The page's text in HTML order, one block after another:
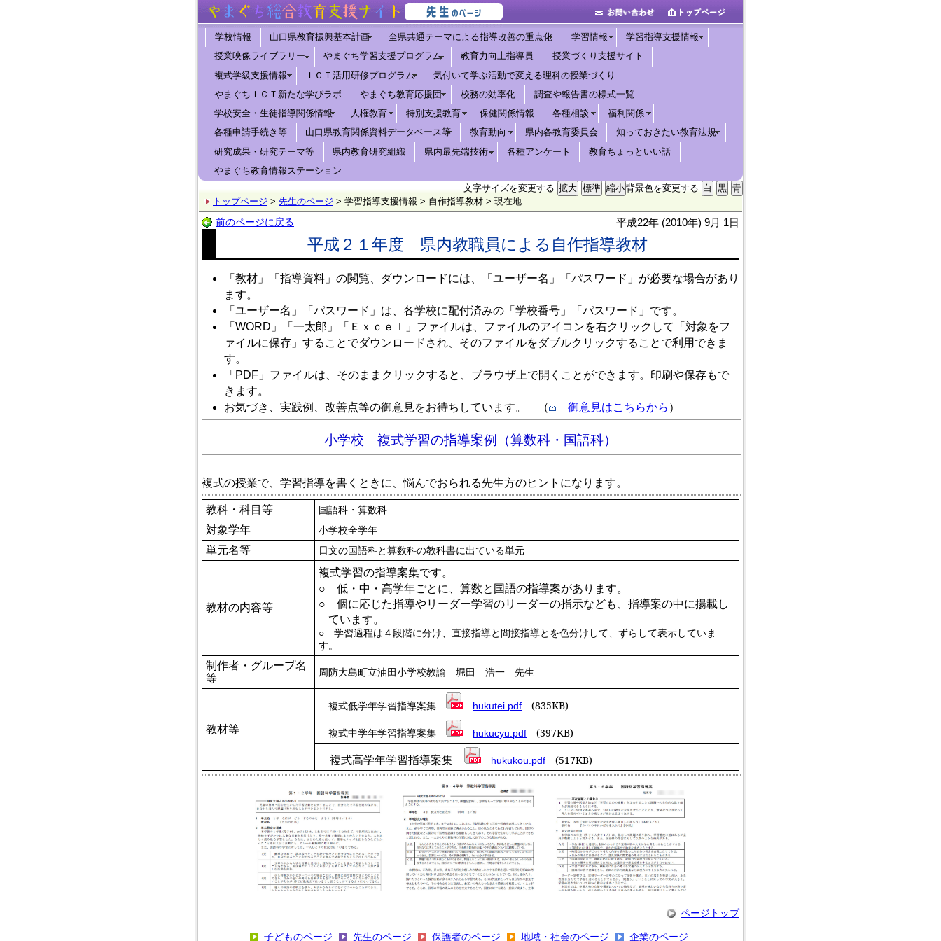
学校情報 山口県教育振興基本計画 全県共通テーマによる指導改善の重点化 学習情報
学習指導支援情報
授業映像ライブラリー
やまぐち学習支援プログラム 教育力向上指導員
授業づくり支援サイト
複式学級支援情報
ＩＣＴ活用研修プログラム
気付いて学ぶ活動で変える理科の授業づくり
やまぐちＩＣＴ新たな学びラボ
やまぐち教育応援団 校務の効率化
調査や報告書の様式一覧
学校安全・生徒指導関係情報
人権教育 特別支援教育 保健関係情報 各種相談
福利関係
各種申請手続き等
山口県教育関係資料データベース等 教育動向 県内各教育委員会
知っておきたい教育法規
研究成果・研究テーマ等
県内教育研究組織 県内最先端技術 各種アンケート
教育ちょっといい話
やまぐち教育情報ステーション
背景色を変更する
文字サイズを変更する
トップページ > 先生のページ > 学習指導支援情報 > 自作指導教材 > 現在地
前のページに戻る 平成22年 (2010年) 9月 1日
平成２１年度 県内教職員による自作指導教材
「教材」「指導資料」の閲覧、ダウンロードには、「ユーザー名」「パスワード」が必要な場合があり
ます。
「ユーザー名」「パスワード」は、各学校に配付済みの「学校番号」「パスワード」です。
「WORD」「一太郎」「Ｅｘｃｅｌ」ファイルは、ファイルのアイコンを右クリックして「対象をフ
ァイルに保存」することでダウンロードされ、そのファイルをダブルクリックすることで利用できま
す。
「PDF」ファイルは、そのままクリックすると、ブラウザ上で開くことができます。印刷や保存もで
きます。
お気づき、実践例、改善点等の御意見をお待ちしています。 （
御意見はこちらから ）
小学校 複式学習の指導案例（算数科・国語科）
複式の授業で、学習指導を書くときに、悩んでおられる先生方のヒントになります。
教科・科目等 国語科・算数科
対象学年 小学校全学年
単元名等 日文の国語科と算数科の教科書に出ている単元
教材の内容等
複式学習の指導案集です。
○ 低・中・高学年ごとに、算数と国語の指導案があります。
○ 個に応じた指導やリーダー学習のリーダーの指示なども、指導案の中に揚載し
ています。
○ 学習過程は４段階に分け、直接指導と間接指導とを色分けして、ずらして表示していま
す。
制作者・グループ名
等
周防大島町立油田小学校教諭 堀田 浩一 先生
教材等
複式低学年学習指導案集 hukutei.pdf (835KB)
複式中学年学習指導案集 hukucyu.pdf (397KB)
複式高学年学習指導案集 hukukou.pdf (517KB)
ページトップ
子どものページ 先生のページ 保護者のページ 地域・社会のページ 企業のページ